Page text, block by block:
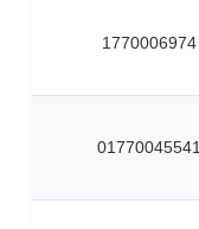
1770006974
01770045541